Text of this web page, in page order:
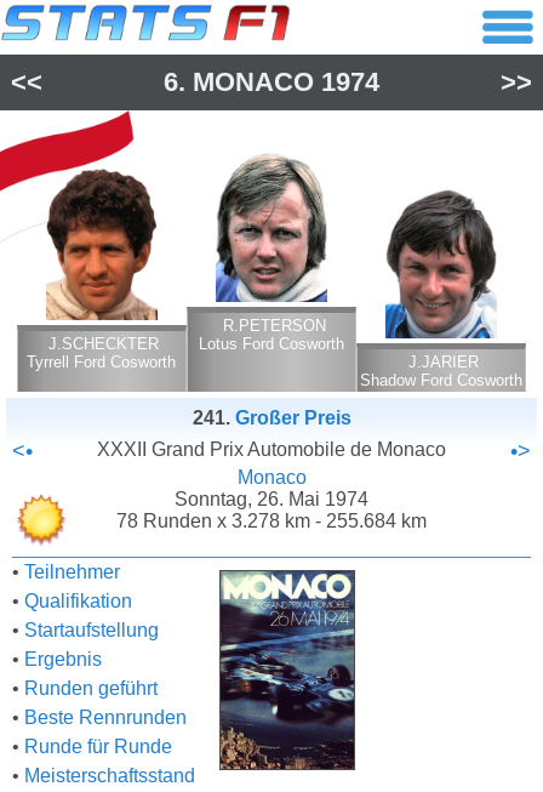
<< 6. MONACO 1974 >>
J.SCHECKTER
Tyrrell Ford Cosworth
R.PETERSON
Lotus Ford Cosworth
J.JARIER
Shadow Ford Cosworth
241. Großer Preis
<• XXXII Grand Prix Automobile de Monaco •>
Monaco
Sonntag, 26. Mai 1974
78 Runden x 3.278 km - 255.684 km
• Teilnehmer
• Qualifikation
• Startaufstellung
• Ergebnis
• Runden geführt
• Beste Rennrunden
• Runde für Runde
• Meisterschaftsstand